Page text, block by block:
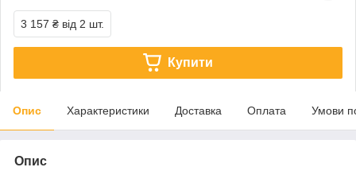
3 157 ₴ від 2 шт.
Купити
Опис Характеристики Доставка Оплата Умови
Опис